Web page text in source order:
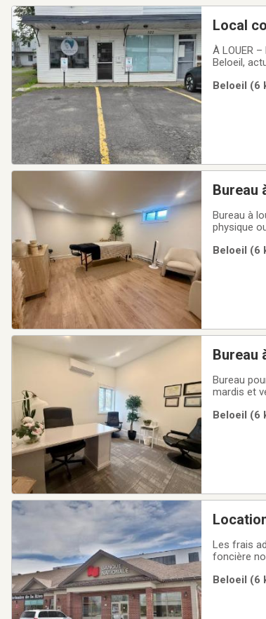
Local
À LOUER
Beloeil,
local
Beloeil (6
Bureau
Bureau à
physique
Beloeil (6
Bureau
Bureau
mardis et
Beloeil (6
Les frais
foncière
supperficie
Beloeil (6